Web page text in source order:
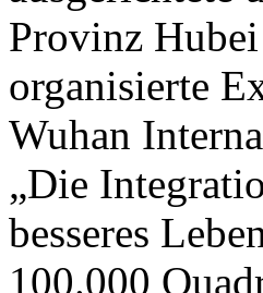
Provinz
organisierte
Wuhan
„Die
besseres
100.000